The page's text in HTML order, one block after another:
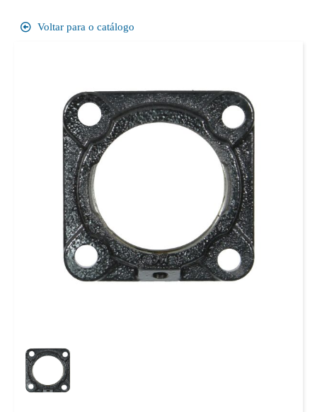
Voltar para o catálogo